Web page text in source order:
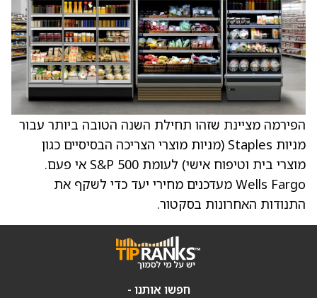
הפירמה מציינת שזהו תחילת השנה הטובה ביותר עבור
מניות Staples (מניות מוצרי הצריכה הבסיסיים כגון
מוצרי בית וטיפוח אישי) לעומת S&P 500 אי פעם.
Wells Fargo מעדכנים מחירי יעד כדי לשקף את
התנודות האחרונות בסקטור.
חפשו אותנו -